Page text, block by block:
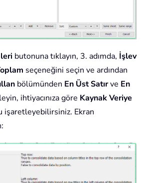
butonuna tıklayın, 3. adımda, İşlev
seçeneğini seçin ve ardından
bölümünden En Üst Satırve En
ihtiyacınıza göre Kaynak Veriye
işaretleyebilirsiniz. Ekran